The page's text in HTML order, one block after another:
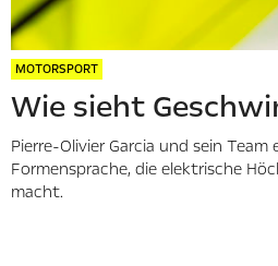
MOTORSPORT
Wie sieht
Pierre-Olivier Garcia und sein
Formensprache, die elektrische
macht.